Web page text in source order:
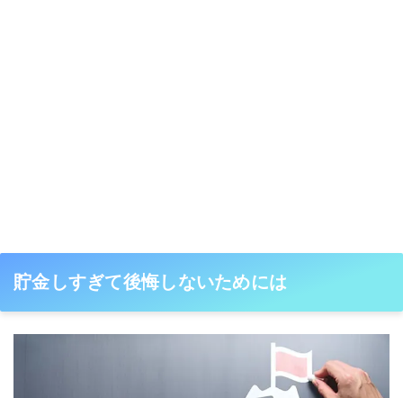
貯金しすぎて後悔しないためには